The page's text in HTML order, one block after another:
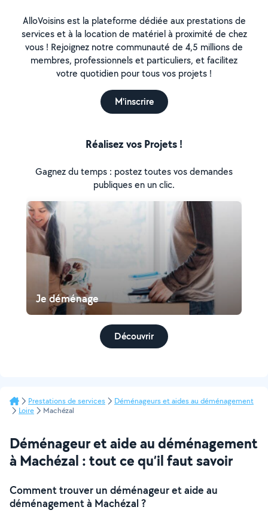
AlloVoisins est la plateforme dédiée aux prestations de
services et à la location de matériel à proximité de chez
vous ! Rejoignez notre communauté de 4,5 millions de
membres, professionnels et particuliers, et facilitez
votre quotidien pour tous vos projets !
M'inscrire
Réalisez vos Projets !
Gagnez du temps : postez toutes vos demandes
publiques en un clic.
Je déménage
Découvrir
Prestations de services
Déménageurs et aides au déménagement
Loire
Machézal
Déménageur et aide au déménagement
à Machézal : tout ce qu’il faut savoir
Comment trouver un déménageur et aide au
déménagement à Machézal ?